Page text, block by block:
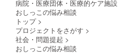
病院・医療団体・医療的ケア施設
おしっこの悩み相談
トップ >
プロジェクトをさがす >
社会・問題提起 >
おしっこの悩み相談